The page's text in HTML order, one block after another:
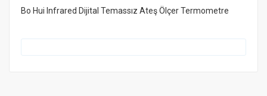
Bo Hui Infrared Dijital Temassız Ateş Ölçer Termometre